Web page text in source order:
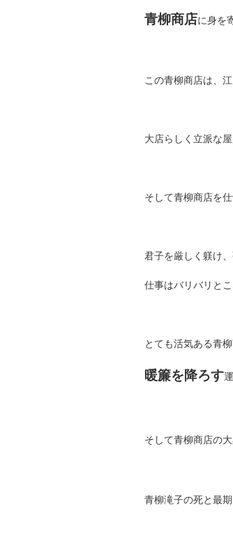
青柳商店に身を
この青柳商店は、
大店らしく立派な
そして青柳商店を
君子を厳しく躾け
仕事はバリバリと
とても活気ある青
暖簾を降ろす
そして青柳商店の
青柳滝子の死と最期